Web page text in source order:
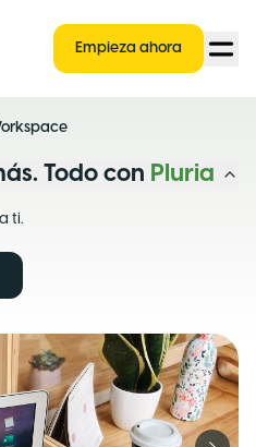
Empieza ahora
Todo con Pluria
ti.